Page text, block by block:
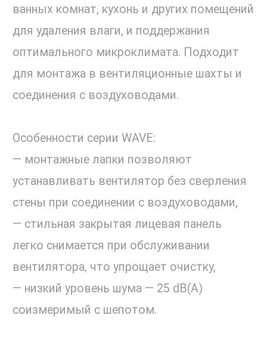
ванных комнат, кухонь и других помещений
для удаления влаги, и поддержания
оптимального микроклимата. Подходит
для монтажа в вентиляционные шахты и
соединения с воздуховодами.
Особенности серии WAVE:
— монтажные лапки позволяют
устанавливать вентилятор без сверления
стены при соединении с воздуховодами,
— стильная закрытая лицевая панель
легко снимается при обслуживании
вентилятора, что упрощает очистку,
— низкий уровень шума — 25 dB(A)
соизмеримый с шепотом.